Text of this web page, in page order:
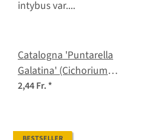
Catalogna 'Puntarella
Galatina' (Cichorium
intybus var. foliosum)
2,44 Fr.*